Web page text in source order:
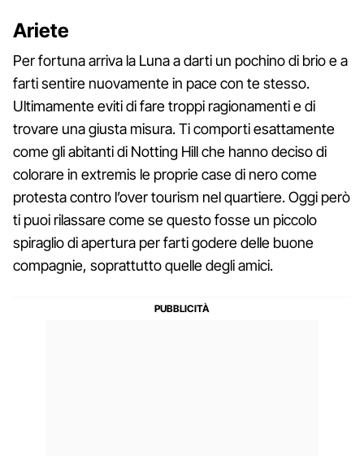
Ariete
Per fortuna arriva la Luna a darti un pochino di brio e a
farti sentire nuovamente in pace con te stesso.
Ultimamente eviti di fare troppi ragionamenti e di
trovare una giusta misura. Ti comporti esattamente
come gli abitanti di Notting Hill che hanno deciso di
colorare in extremis le proprie case di nero come
protesta contro l’over tourism nel quartiere. Oggi però
ti puoi rilassare come se questo fosse un piccolo
spiraglio di apertura per farti godere delle buone
compagnie, soprattutto quelle degli amici.